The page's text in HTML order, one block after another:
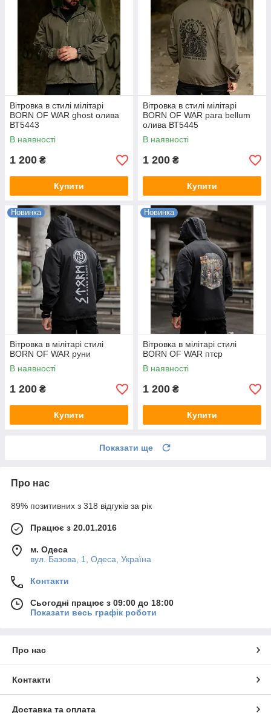
Вітровка в стилі мілітарі
BORN OF WAR ghost олива
ВТ5443
В наявності
1 200 ₴
Купити
Вітровка в стилі мілітарі
BORN OF WAR para bellum
олива ВТ5445
В наявності
1 200 ₴
Купити
Новинка
Вітровка в мілітарі стилі
BORN OF WAR руни
В наявності
1 200 ₴
Купити
Новинка
Вітровка в мілітарі стилі
BORN OF WAR птср
В наявності
1 200 ₴
Купити
Показати ще
Про нас
89% позитивних з 318 відгуків за рік
Працює з 20.01.2016
м. Одеса
вул. Базова, 1, Одеса, Україна
Контакти
Сьогодні працює з 09:00 до 18:00
Показати весь графік роботи
Про нас
Контакти
Доставка та оплата